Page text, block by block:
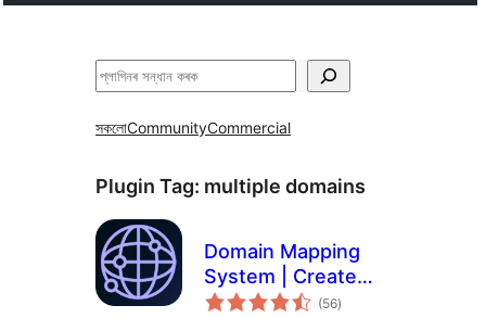
সন্ধান
সকলোCommunityCommercial
Plugin Tag: multiple domains
Domain Mapping
System | Create
Microsites with
(56টা
মুঠ)